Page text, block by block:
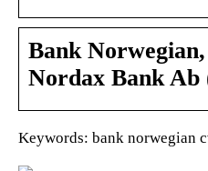
Bank
Nordax Bank
Keywords: bank norwegian